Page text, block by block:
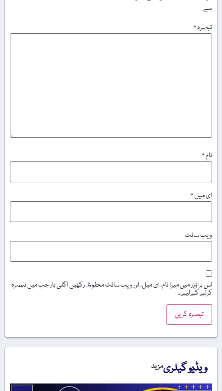
ہے
تبصرہ*
نام*
ای میل*
ویب‌ سائٹ
اس براؤزر میں میرا نام، ای میل، اور ویب سائٹ محفوظ رکھیں اگلی بار جب میں تبصرہ
کرنے کےلیے۔
ویڈیو گیلریمزید